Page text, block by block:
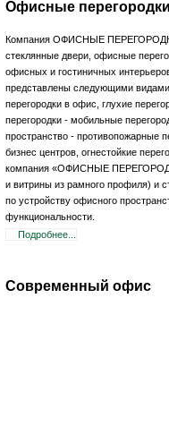
Офисные
Компания ОФИСНЫЕ ПЕРЕГОРОДКИ
стеклянные двери, офисные
офисных и гостиничных
представлены следующими
перегородки в офис, глухие
перегородки - мобильные
пространство - противопожарные
бизнес центров, огнестойкие
компания «ОФИСНЫЕ
и витрины из рамного профиля) и
по устройству офисного
функциональности.
Подробнее...
Современный офис